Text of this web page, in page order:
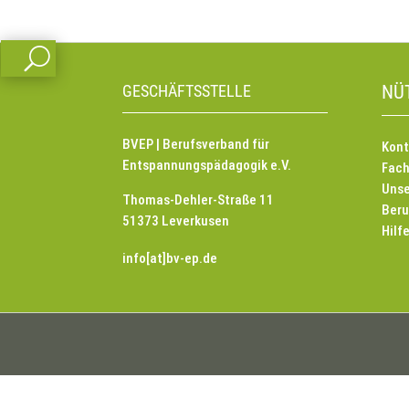
GESCHÄFTSSTELLE
BVEP | Berufsverband für
Entspannungspädagogik e.V.
Thomas-Dehler-Straße 11
51373 Leverkusen
info[at]bv-ep.de
U